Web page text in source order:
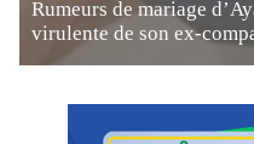
Rumeurs de mariage
virulente de son ex-